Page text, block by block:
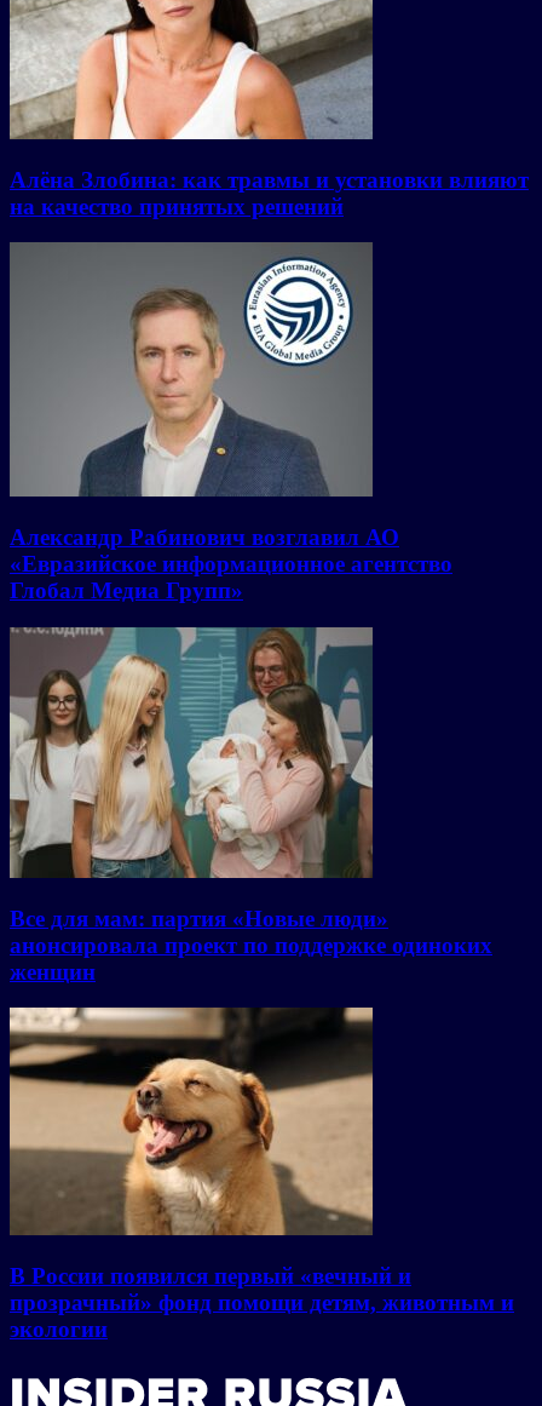
Алёна Злобина: как травмы и установки влияют
на качество принятых решений
Александр Рабинович возглавил АО
«Евразийское информационное агентство
Глобал Медиа Групп»
Все для мам: партия «Новые люди»
анонсировала проект по поддержке одиноких
женщин
В России появился первый «вечный и
прозрачный» фонд помощи детям, животным и
экологии